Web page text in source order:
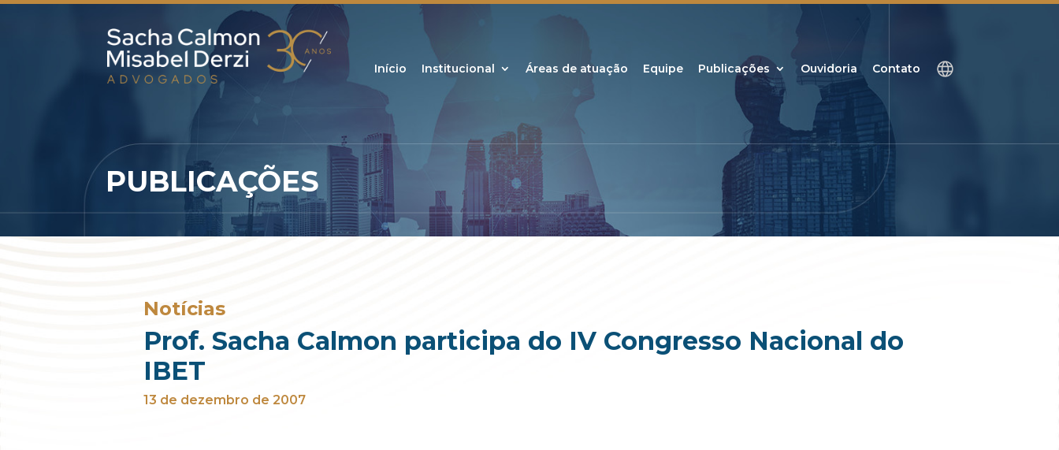
Início Institucional Áreas de atuação Equipe Publicações Ouvidoria Contato
PUBLICAÇÕES
Notícias
Prof. Sacha Calmon participa do IV Congresso Nacional do
IBET
13 de dezembro de 2007